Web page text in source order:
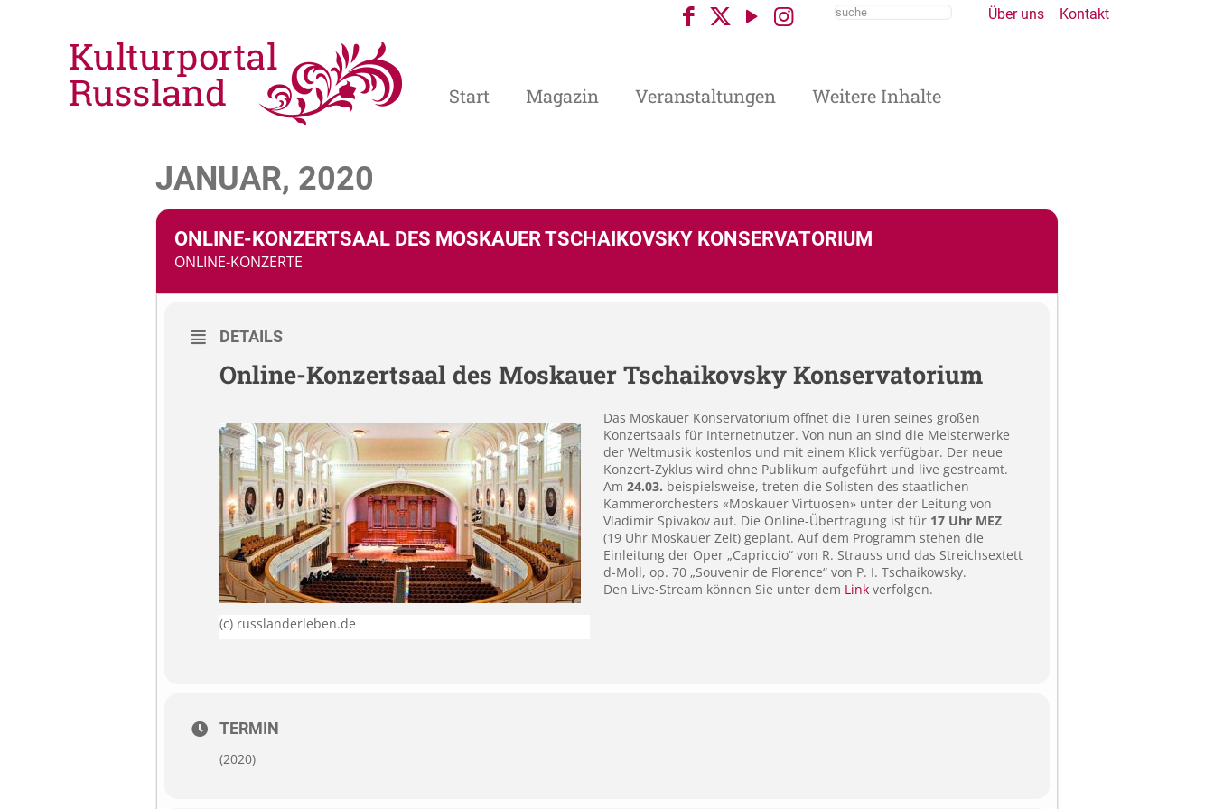
Über uns Kontakt
Start Magazin Veranstaltungen Weitere Inhalte
JANUAR, 2020
ONLINE-KONZERTSAAL DES MOSKAUER TSCHAIKOVSKY KONSERVATORIUM
ONLINE-KONZERTE
DETAILS
Online-Konzertsaal des Moskauer Tschaikovsky Konservatorium
(c) russlanderleben.de
Das Moskauer Konservatorium öffnet die Türen seines großen
Konzertsaals für Internetnutzer. Von nun an sind die Meisterwerke
der Weltmusik kostenlos und mit einem Klick verfügbar. Der neue
Konzert-Zyklus wird ohne Publikum aufgeführt und live gestreamt.
Am 24.03. beispielsweise, treten die Solisten des staatlichen
Kammerorchesters «Moskauer Virtuosen» unter der Leitung von
Vladimir Spivakov auf. Die Online-Übertragung ist für 17 Uhr MEZ
(19 Uhr Moskauer Zeit) geplant. Auf dem Programm stehen die
Einleitung der Oper „Capriccio“ von R. Strauss und das Streichsextett
d-Moll, op. 70 „Souvenir de Florence“ von P. I. Tschaikowsky.
Den Live-Stream können Sie unter dem Link verfolgen.
TERMIN
(2020)